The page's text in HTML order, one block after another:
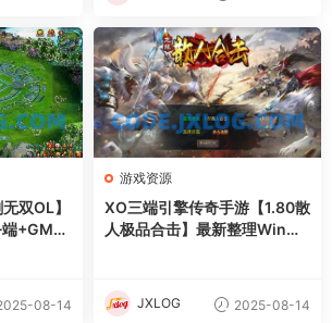
双OL】
+GM工
08-14
游戏资源
XO三端引擎传奇手游【1.80散
人极品合击】最新整理Win系
JXLOG 2025-08-14